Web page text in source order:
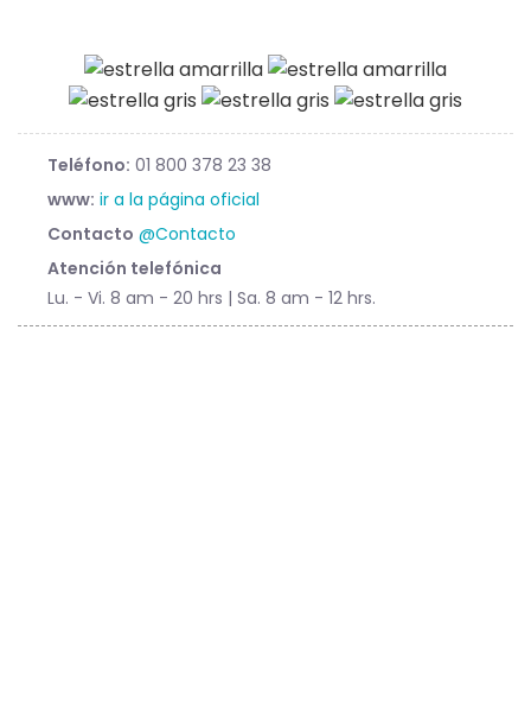
Teléfono: 01 800 378 23 38
www: ir a la página oficial
Contacto @Contacto
Atención telefónica
Lu. - Vi. 8 am - 20 hrs | Sa. 8 am - 12 hrs.